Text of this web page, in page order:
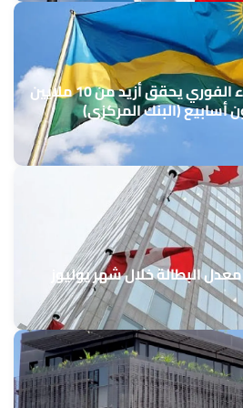
رواندا.. نظام جديد للأداء الفوري يحقق أزيد من 10 ملايين
(البنك المركزي)
البطالة خلال شهر يوليوز